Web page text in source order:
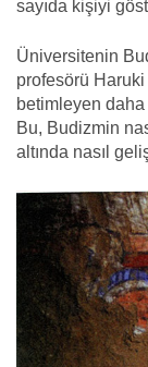
sayıda kişiyi
Üniversitenin
profesörü Haruki
betimleyen daha
Bu, Budizmin
altında nasıl